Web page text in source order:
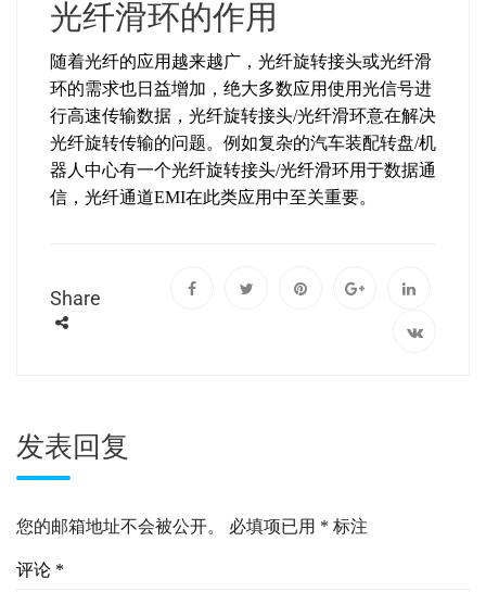
光纤滑环的作用
随着光纤的应用越来越广，光纤旋转接头或光纤滑
环的需求也日益增加，绝大多数应用使用光信号进
行高速传输数据，光纤旋转接头/光纤滑环意在解决
光纤旋转传输的问题。例如复杂的汽车装配转盘/机
器人中心有一个光纤旋转接头/光纤滑环用于数据通
信，光纤通道EMI在此类应用中至关重要。
Share
发表回复
您的邮箱地址不会被公开。 必填项已用 * 标注
评论 *